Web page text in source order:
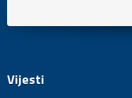
Vijesti